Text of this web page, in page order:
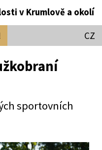
v Krumlově a okolí
CZ
sportovních